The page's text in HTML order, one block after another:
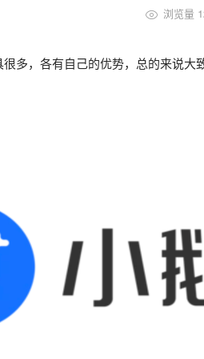
浏览量
，各有自己的优势，总的来说大